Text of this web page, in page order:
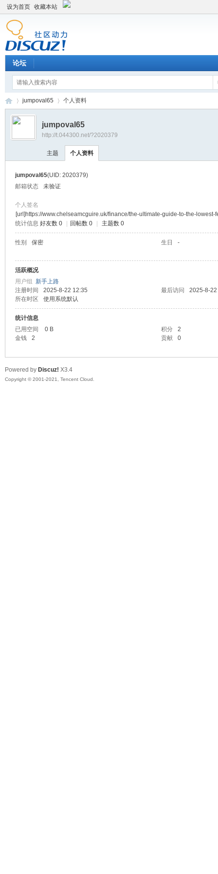
设为首页 收藏本站
论坛
›
jumpoval65 个人资料
jumpoval65
http://t.044300.net/?2020379
主题 个人资料
jumpoval65(UID: 2020379)
邮箱状态
未验证
个人签名
[url]https://www.chelseamcguire.uk/finance/the-ultimate-guide-to-the-lowest-
统计信息 好友数 0 回帖数 0 主题数 0
性别 保密 生日 -
活跃概况
用户组 新手上路
注册时间
2025-8-22 12:35 最后访问
2025-8-
所在时区
使用系统默认
统计信息
已用空间
0 B 积分
2
金钱
2 贡献 0
Powered by Discuz! X3.4
Copyright © 2001-2021, Tencent Cloud.